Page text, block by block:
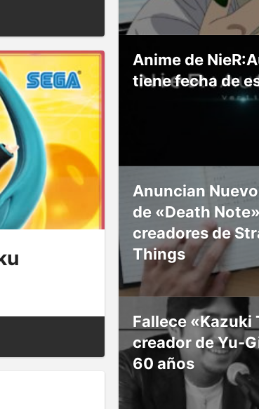
Anime de
tiene fecha de
Anuncian
de «Death
creadores de
Things
Fallece «Kazuki
creador de Yu-
60 años